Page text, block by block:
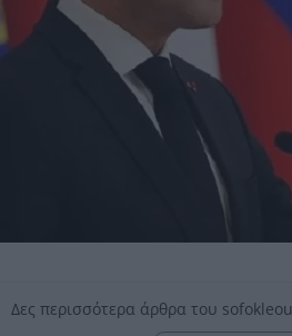
Δες περισσότερα άρθρα του